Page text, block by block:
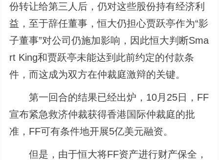
份转让给第三人后，仍对这些股份持有经济利
益，至于辞任董事，恒大仍担心贾跃亭作为“影
子董事”对公司仍施加影响，因此恒大判断Sma
rt King和贾跃亭未能达到此前约定的付款条
件，而这成为双方在仲裁庭激辩的关键。
第一回合的结果已经出炉，10月25日，FF
宣布紧急救济仲裁获得香港国际仲裁庭的批
准，FF可有条件地开展5亿美元融资。
但是，由于恒大将FF资产进行财产保全，